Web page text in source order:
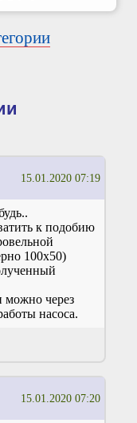
15.01.2020 07:19
к подобию
100х50)
можно через
насоса.
15.01.2020 07:20